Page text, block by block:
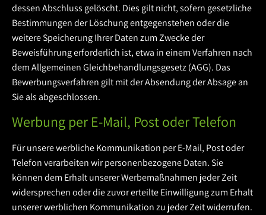
dessen Abschluss gelöscht. Dies gilt nicht, sofern gesetzliche
Bestimmungen der Löschung entgegenstehen oder die
weitere Speicherung Ihrer Daten zum Zwecke der
Beweisführung erforderlich ist, etwa in einem Verfahren nach
dem Allgemeinen Gleichbehandlungsgesetz (AGG). Das
Bewerbungsverfahren gilt mit der Absendung der Absage an
Sie als abgeschlossen.
Werbung per E-Mail, Post oder Telefon
Für unsere werbliche Kommunikation per E-Mail, Post oder
Telefon verarbeiten wir personenbezogene Daten. Sie
können dem Erhalt unserer Werbemaßnahmen jeder Zeit
widersprechen oder die zuvor erteilte Einwilligung zum Erhalt
unserer werblichen Kommunikation zu jeder Zeit widerrufen.